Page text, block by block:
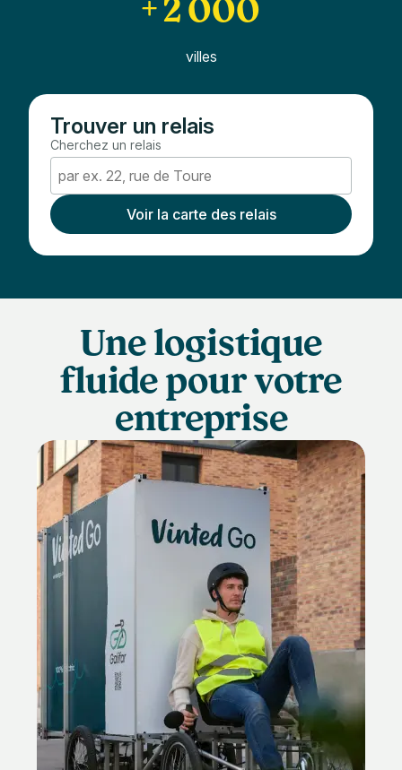
+ 2 000
villes
Trouver un relais
Cherchez un relais
Voir la carte des relais
Une logistique
fluide pour votre
entreprise